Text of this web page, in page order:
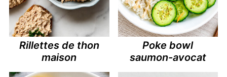
Rillettes de thon
maison
Poke bowl
saumon-avocat